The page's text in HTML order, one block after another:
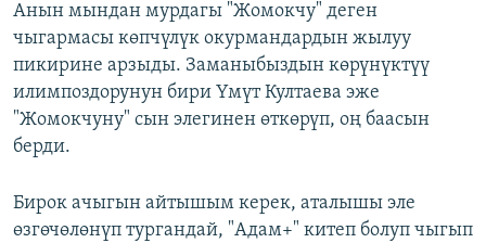
Анын мындан мурдагы "Жомокчу" деген
чыгармасы көпчүлүк окурмандардын жылуу
пикирине арзыды. Заманыбыздын көрүнүктүү
илимпоздорунун бири Үмүт Култаева эже
"Жомокчуну" сын элегинен өткөрүп, оң баасын
берди.
Бирок ачыгын айтышым керек, аталышы эле
өзгөчөлөнүп тургандай, "Адам+" китеп болуп чыгып